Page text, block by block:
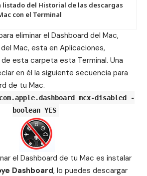
listado del Historial de las descargas
con el Terminal
eliminar el Dashboard del Mac,
del Mac, esta en Aplicaciones,
esta carpeta esta Terminal. Una
en él la siguiente secuencia para
de tu Mac.
mcx-disabled -
boolean YES
el Dashboard de tu Mac es instalar
Dashboard, lo puedes descargar